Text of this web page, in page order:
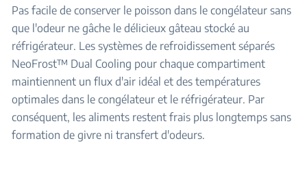
Pas facile de conserver le poisson dans le congélateur sans
que l'odeur ne gâche le délicieux gâteau stocké au
réfrigérateur. Les systèmes de refroidissement séparés
NeoFrost™ Dual Cooling pour chaque compartiment
maintiennent un flux d'air idéal et des températures
optimales dans le congélateur et le réfrigérateur. Par
conséquent, les aliments restent frais plus longtemps sans
formation de givre ni transfert d'odeurs.